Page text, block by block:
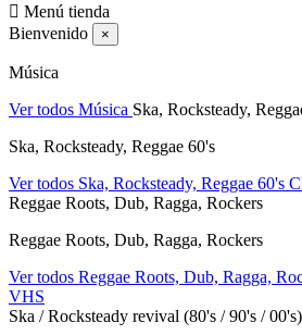
 Menú tienda
Bienvenido
×
Música
Ver todos Música Ska, Rocksteady,
Ska, Rocksteady, Reggae 60's
Ver todos Ska, Rocksteady, Reggae 60's
Reggae Roots, Dub, Ragga, Rockers
Reggae Roots, Dub, Ragga, Rockers
Ver todos Reggae Roots, Dub, Ragga,
VHS
Ska / Rocksteady revival (80's / 90's / 00's)